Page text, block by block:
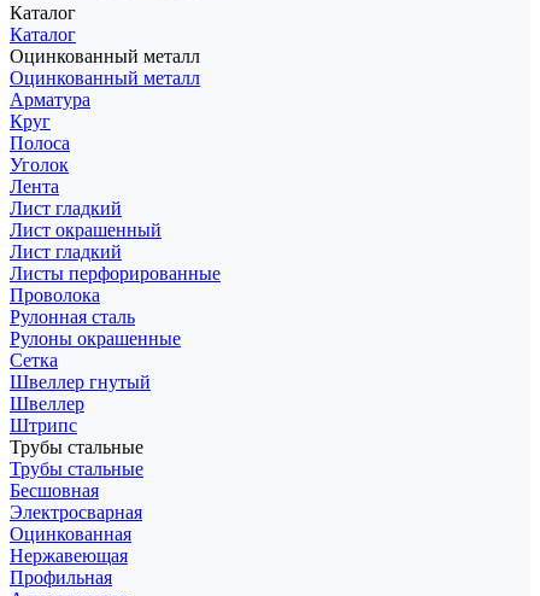
Каталог
Каталог
Оцинкованный металл
Оцинкованный металл
Арматура
Круг
Полоса
Уголок
Лента
Лист гладкий
Лист окрашенный
Лист гладкий
Листы перфорированные
Проволока
Рулонная сталь
Рулоны окрашенные
Сетка
Швеллер гнутый
Швеллер
Штрипс
Трубы стальные
Трубы стальные
Бесшовная
Электросварная
Оцинкованная
Нержавеющая
Профильная